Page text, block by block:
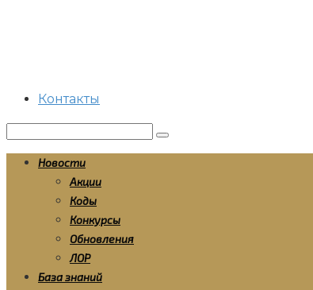
Контакты
Новости
Акции
Коды
Конкурсы
Обновления
ЛОР
База знаний